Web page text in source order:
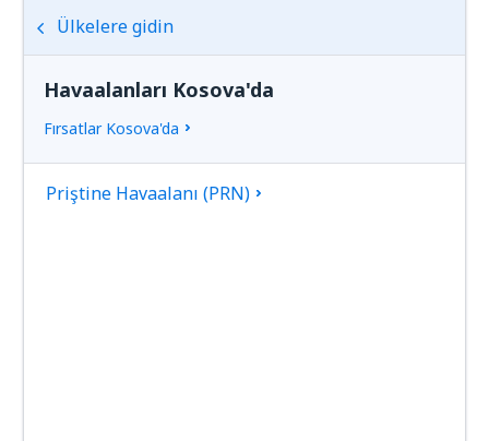
Ülkelere gidin
Havaalanları Kosova'da
Fırsatlar Kosova'da
Priştine Havaalanı (PRN)